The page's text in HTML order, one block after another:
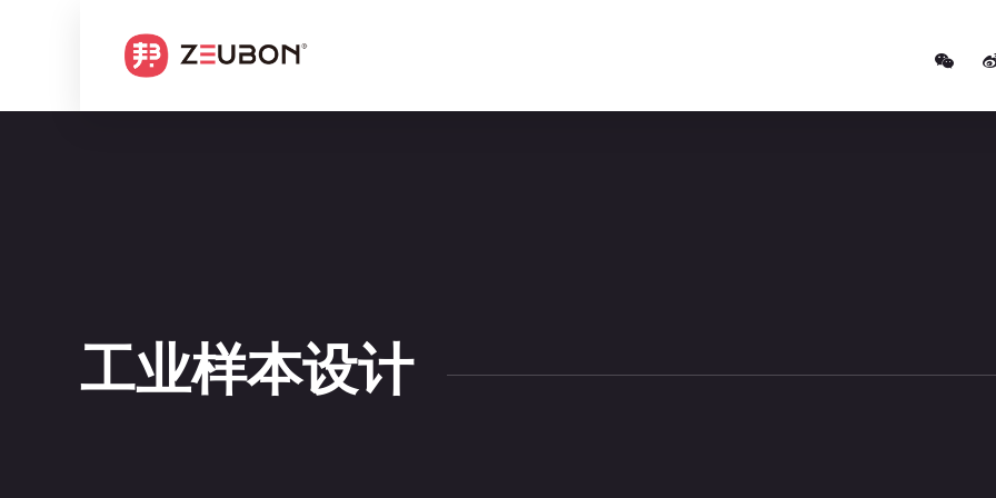
工业样本设计